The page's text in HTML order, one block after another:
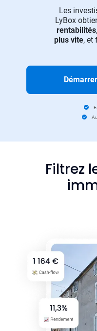
Les
LyBox
rentabilités
plus vite, et
Filtrez